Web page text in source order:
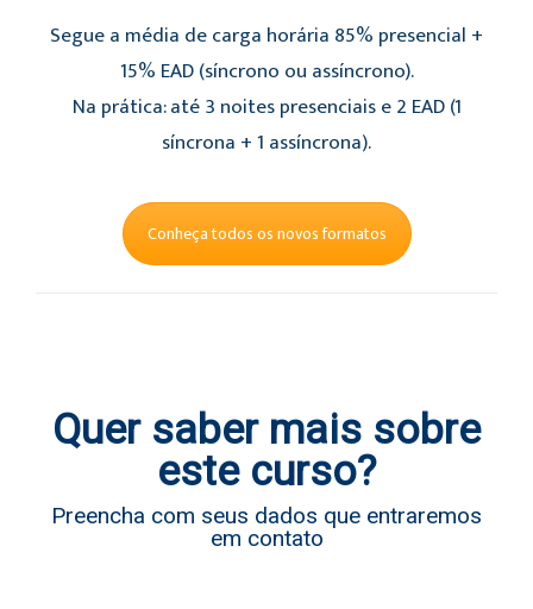
Segue a média de carga horária 85% presencial +
15% EAD (síncrono ou assíncrono).
Na prática: até 3 noites presenciais e 2 EAD (1
síncrona + 1 assíncrona).
Conheça todos os novos formatos
Quer saber mais sobre
este curso?
Preencha com seus dados que entraremos
em contato